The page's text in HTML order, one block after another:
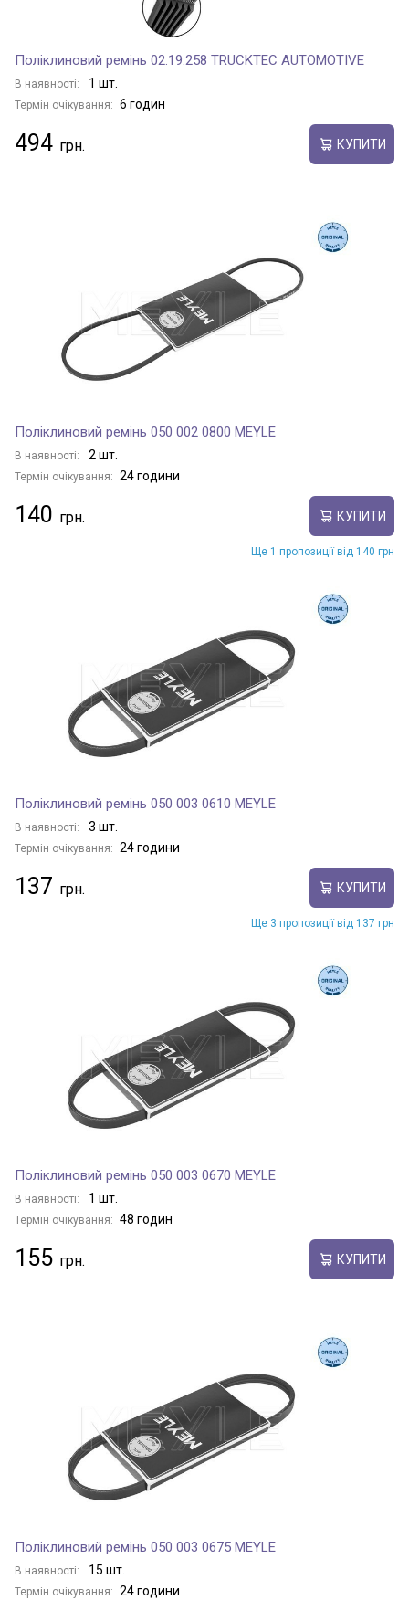
Поліклиновий ремінь 02.19.258 TRUCKTEC AUTOMOTIVE
В наявності: 1 шт.
Термін очікування: 6 годин
494 КУПИТИ
Поліклиновий ремінь 050 002 0800 MEYLE
В наявності: 2 шт.
Термін очікування: 24 години
140 КУПИТИ
Ще 1 пропозиції від 140 грн
Поліклиновий ремінь 050 003 0610 MEYLE
В наявності: 3 шт.
Термін очікування: 24 години
137 КУПИТИ
Ще 3 пропозиції від 137 грн
Поліклиновий ремінь 050 003 0670 MEYLE
В наявності: 1 шт.
Термін очікування: 48 годин
155 КУПИТИ
Поліклиновий ремінь 050 003 0675 MEYLE
В наявності: 15 шт.
Термін очікування: 24 години